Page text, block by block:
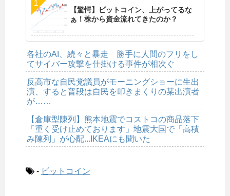
【驚愕】ビットコイン、上がってるな
ぁ！株から資金流れてきたのか？
各社のAI、続々と暴走 勝手に人間のフリをし
てサイバー攻撃を仕掛ける事件が相次ぐ
反高市な自民党議員がモーニングショーに生出
演、すると普段は自民を叩きまくりの某出演者
が……
【倉庫型陳列】熊本地震でコストコの商品落下
「重く受け止めております」地震大国で「高積
み陳列」が心配...IKEAにも聞いた
- ビットコイン